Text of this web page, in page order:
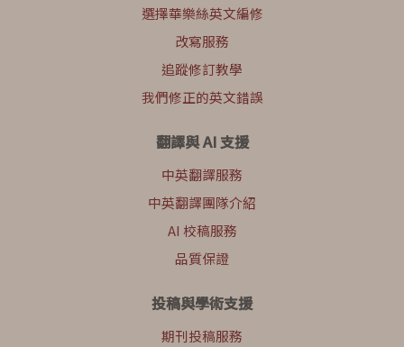
選擇華樂絲英文編修
改寫服務
追蹤修訂教學
我們修正的英文錯誤
翻譯與 AI 支援
中英翻譯服務
中英翻譯團隊介紹
AI 校稿服務
品質保證
投稿與學術支援
期刊投稿服務